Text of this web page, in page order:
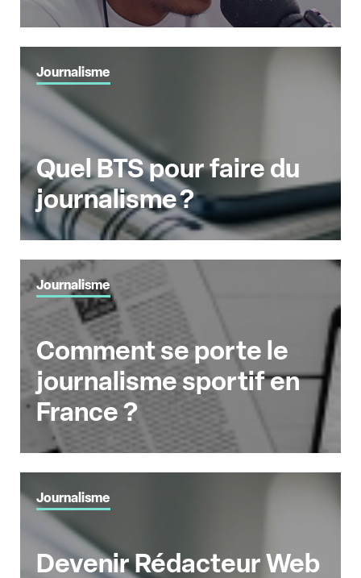
Journalisme
Quel BTS pour faire du
journalisme ?
Journalisme
Comment se porte le
journalisme sportif en
France ?
Journalisme
Devenir Rédacteur Web